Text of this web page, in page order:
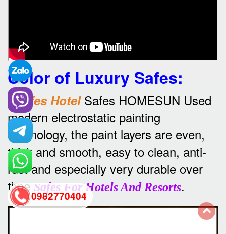
Color of Luxury Safes:
• Safes HotelSafes HOMESUN Used
modern electrostatic painting
technology, the paint layers are even,
thick and smooth, easy to clean, anti-
rust and especially very durable over
time Safes For Hotels And Resorts.
0982770404